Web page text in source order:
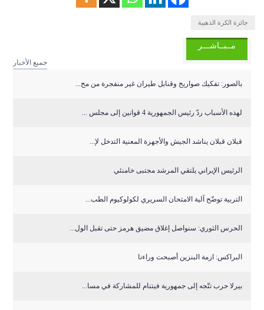
جائزة الكرة الذهبية
مــبــاشـــر
جميع الأخبار
بالصور: تفكيك صواريخ وقنابل طيران غير منفجرة من مخ...
لهذه الأسباب ردّ رئيس الجمهورية 4 قوانين إلى مجلس ...
قبلان قبلان يناشد الجيش والأجهزة المعنية التدخل لإ...
الرئيس الإيراني يلتقي المرشد مجتبى خامنئي
التربية توضّح آلية الامتحان السريري لكولوكيوم الطب...
الحرس الثوري: سنواصل إغلاق مضيق هرمز حتى تقبل الول...
البراكس: ازمة البنزين أصبحت وراءنا
بيرلا حرب تتّجه إلى جمهورية فيتنام للمشاركة في مسا...